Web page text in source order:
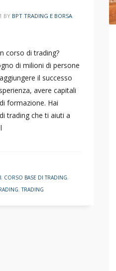
BY BPT TRADING E BORSA
corso di trading?
di milioni di persone
il successo
avere capitali
formazione. Hai
trading che ti aiuti a
, CORSO BASE DI TRADING,
,TRADING